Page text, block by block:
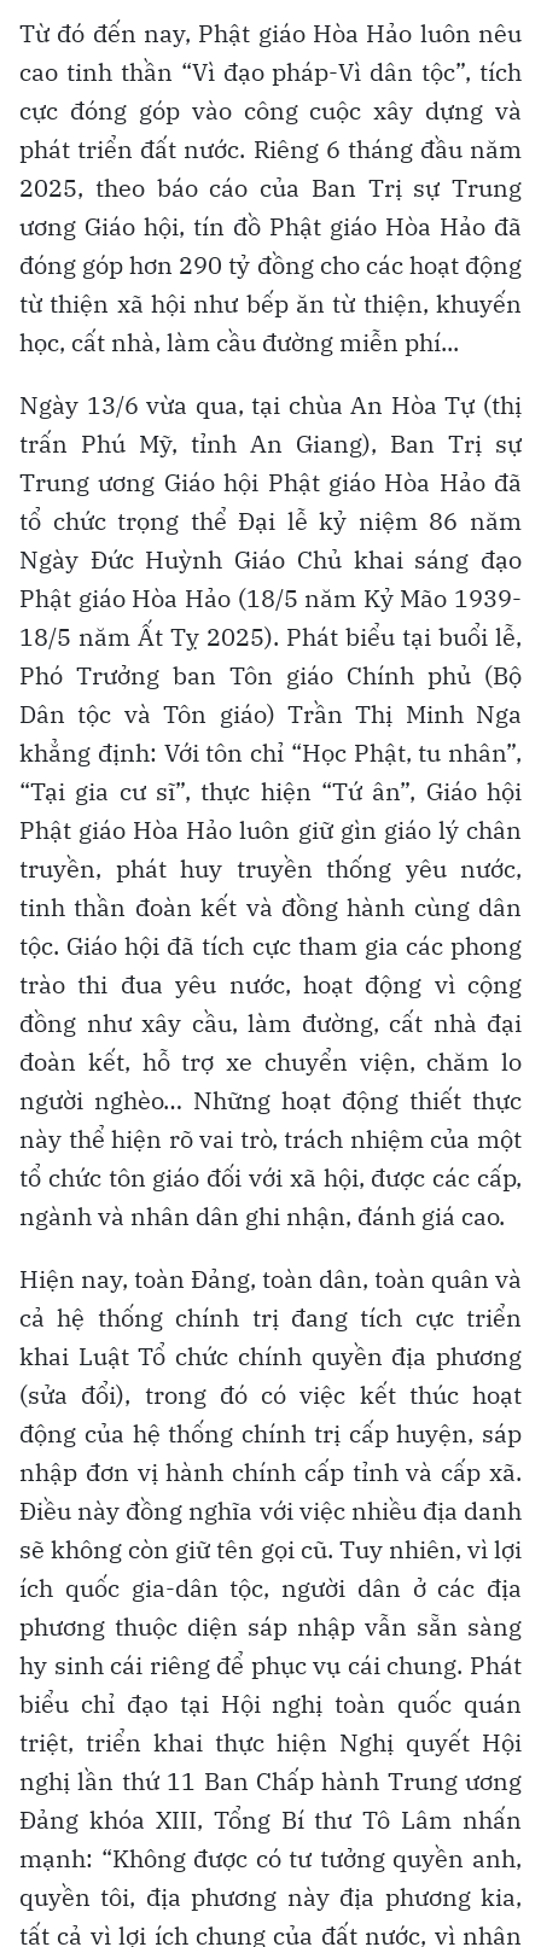
Từ đó đến nay, Phật giáo Hòa Hảo luôn nêu
cao tinh thần “Vì đạo pháp-Vì dân tộc”, tích
cực đóng góp vào công cuộc xây dựng và
phát triển đất nước. Riêng 6 tháng đầu năm
2025, theo báo cáo của Ban Trị sự Trung
ương Giáo hội, tín đồ Phật giáo Hòa Hảo đã
đóng góp hơn 290 tỷ đồng cho các hoạt động
từ thiện xã hội như bếp ăn từ thiện, khuyến
học, cất nhà, làm cầu đường miễn phí...
Ngày 13/6 vừa qua, tại chùa An Hòa Tự (thị
trấn Phú Mỹ, tỉnh An Giang), Ban Trị sự
Trung ương Giáo hội Phật giáo Hòa Hảo đã
tổ chức trọng thể Đại lễ kỷ niệm 86 năm
Ngày Đức Huỳnh Giáo Chủ khai sáng đạo
Phật giáo Hòa Hảo (18/5 năm Kỷ Mão 1939-
18/5 năm Ất Tỵ 2025). Phát biểu tại buổi lễ,
Phó Trưởng ban Tôn giáo Chính phủ (Bộ
Dân tộc và Tôn giáo) Trần Thị Minh Nga
khẳng định: Với tôn chỉ “Học Phật, tu nhân”,
“Tại gia cư sĩ”, thực hiện “Tứ ân”, Giáo hội
Phật giáo Hòa Hảo luôn giữ gìn giáo lý chân
truyền, phát huy truyền thống yêu nước,
tinh thần đoàn kết và đồng hành cùng dân
tộc. Giáo hội đã tích cực tham gia các phong
trào thi đua yêu nước, hoạt động vì cộng
đồng như xây cầu, làm đường, cất nhà đại
đoàn kết, hỗ trợ xe chuyển viện, chăm lo
người nghèo… Những hoạt động thiết thực
này thể hiện rõ vai trò, trách nhiệm của một
tổ chức tôn giáo đối với xã hội, được các cấp,
ngành và nhân dân ghi nhận, đánh giá cao.
Hiện nay, toàn Đảng, toàn dân, toàn quân và
cả hệ thống chính trị đang tích cực triển
khai Luật Tổ chức chính quyền địa phương
(sửa đổi), trong đó có việc kết thúc hoạt
động của hệ thống chính trị cấp huyện, sáp
nhập đơn vị hành chính cấp tỉnh và cấp xã.
Điều này đồng nghĩa với việc nhiều địa danh
sẽ không còn giữ tên gọi cũ. Tuy nhiên, vì lợi
ích quốc gia-dân tộc, người dân ở các địa
phương thuộc diện sáp nhập vẫn sẵn sàng
hy sinh cái riêng để phục vụ cái chung. Phát
biểu chỉ đạo tại Hội nghị toàn quốc quán
triệt, triển khai thực hiện Nghị quyết Hội
nghị lần thứ 11 Ban Chấp hành Trung ương
Đảng khóa XIII, Tổng Bí thư Tô Lâm nhấn
mạnh: “Không được có tư tưởng quyền anh,
quyền tôi, địa phương này địa phương kia,
tất cả vì lợi ích chung của đất nước, vì nhân